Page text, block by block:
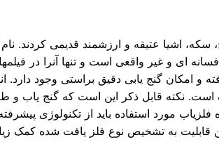
اشیا عتیقه و ارزشمند قدیمی کردند.
ای و غیر واقعی است و تنها آنرا در
و امکان گنج یابی دقیق براستی وجود دارد.
است. نکته قابل ذکر این است که گنج یاب و
مورد استفاده باید از تکنولوژی
قابلیت به تشخیص نوع فلز یافت شده کمک